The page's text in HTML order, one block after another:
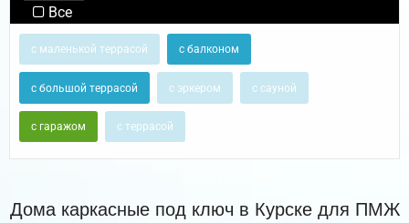
Все
с маленькой террасой с балконом
с большой террасой с эркером с сауной
с гаражом с террасой
Дома каркасные под ключ в Курске для ПМЖ